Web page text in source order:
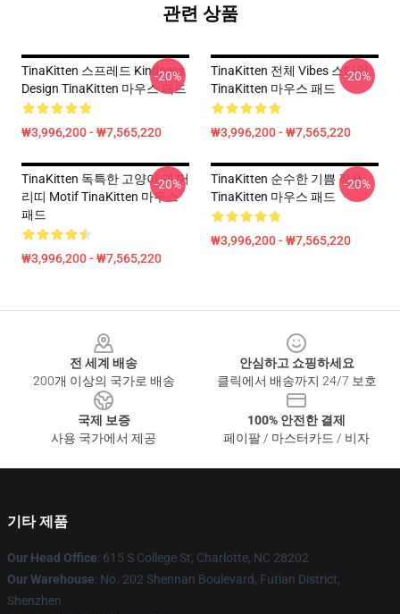
관련 상품
TinaKitten 스프레드 Kindness
Design TinaKitten 마우스 패드
₩3,996,200 - ₩7,565,220
-20%
TinaKitten 전체 Vibes 스타일
TinaKitten 마우스 패드
₩3,996,200 - ₩7,565,220
-20%
TinaKitten 독특한 고양이 귀 머
리띠 Motif TinaKitten 마우스
패드
₩3,996,200 - ₩7,565,220
-20%
TinaKitten 순수한 기쁨 작풍
TinaKitten 마우스 패드
₩3,996,200 - ₩7,565,220
-20%
전 세계 배송
200개 이상의 국가로 배송
안심하고 쇼핑하세요
클릭에서 배송까지 24/7 보호
국제 보증
사용 국가에서 제공
100% 안전한 결제
페이팔 / 마스터카드 / 비자
기타 제품
Our Head Office: 615 S College St, Charlotte, NC 28202
Our Warehouse: No. 202 Shennan Boulevard, Futian District,
Shenzhen